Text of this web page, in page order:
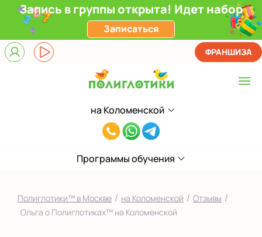
Запись в группы открыта! Идет набор
Записаться
на Коломенской
Выберите центр
Верхние Лихоборы
ЖК Прокшино
Фили
8(929)520-
80
ФРАНШИЗА
Программы обучения
Полиглотики™ в Москве / на Коломенской / Отзывы /
Ольга о Полиглотиках™ на Коломенской